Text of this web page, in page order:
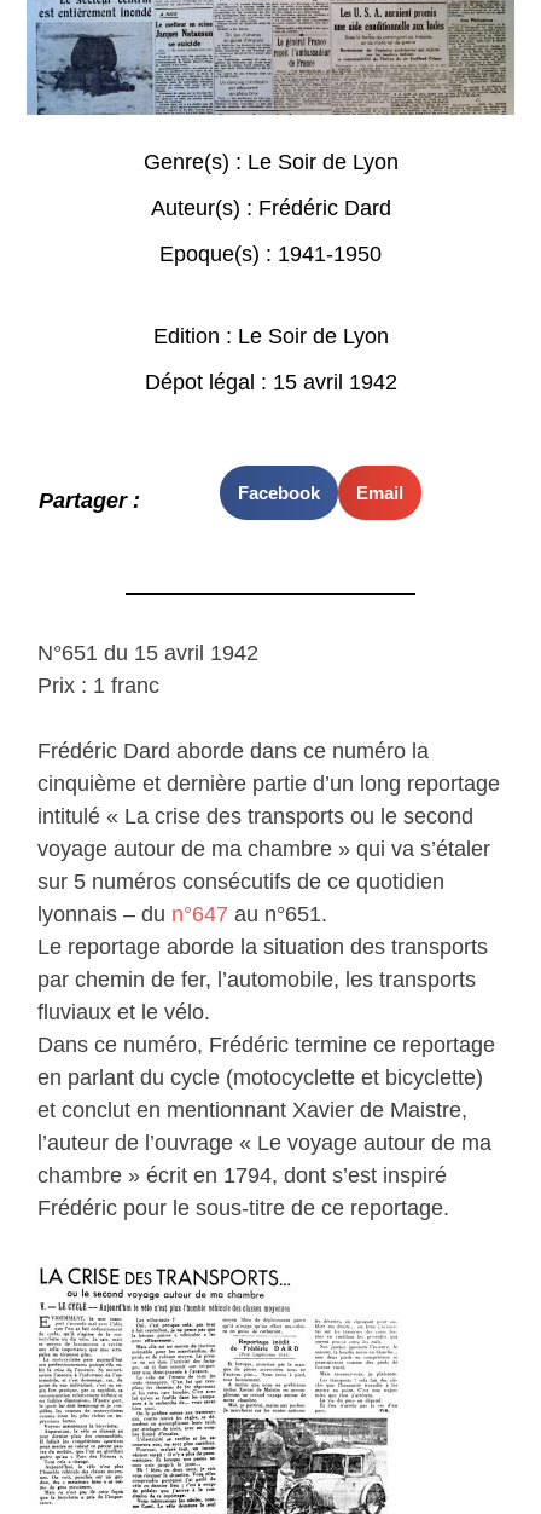
Genre(s) : Le Soir de Lyon
Auteur(s) : Frédéric Dard
Epoque(s) : 1941-1950
Edition : Le Soir de Lyon
Dépot légal : 15 avril 1942
Partager : Facebook Email
N°651 du 15 avril 1942
Prix : 1 franc
Frédéric Dard aborde dans ce numéro la
cinquième et dernière partie d’un long reportage
intitulé « La crise des transports ou le second
voyage autour de ma chambre » qui va s’étaler
sur 5 numéros consécutifs de ce quotidien
lyonnais – du n°647 au n°651.
Le reportage aborde la situation des transports
par chemin de fer, l’automobile, les transports
fluviaux et le vélo.
Dans ce numéro, Frédéric termine ce reportage
en parlant du cycle (motocyclette et bicyclette)
et conclut en mentionnant Xavier de Maistre,
l’auteur de l’ouvrage « Le voyage autour de ma
chambre » écrit en 1794, dont s’est inspiré
Frédéric pour le sous-titre de ce reportage.